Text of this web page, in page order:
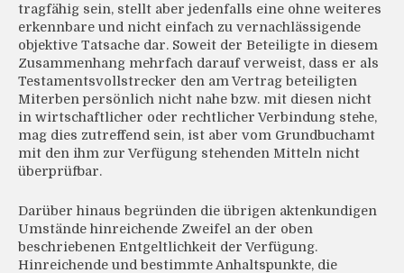
tragfähig sein, stellt aber jedenfalls eine ohne weiteres
erkennbare und nicht einfach zu vernachlässigende
objektive Tatsache dar. Soweit der Beteiligte in diesem
Zusammenhang mehrfach darauf verweist, dass er als
Testamentsvollstrecker den am Vertrag beteiligten
Miterben persönlich nicht nahe bzw. mit diesen nicht
in wirtschaftlicher oder rechtlicher Verbindung stehe,
mag dies zutreffend sein, ist aber vom Grundbuchamt
mit den ihm zur Verfügung stehenden Mitteln nicht
überprüfbar.
Darüber hinaus begründen die übrigen aktenkundigen
Umstände hinreichende Zweifel an der oben
beschriebenen Entgeltlichkeit der Verfügung.
Hinreichende und bestimmte Anhaltspunkte, die